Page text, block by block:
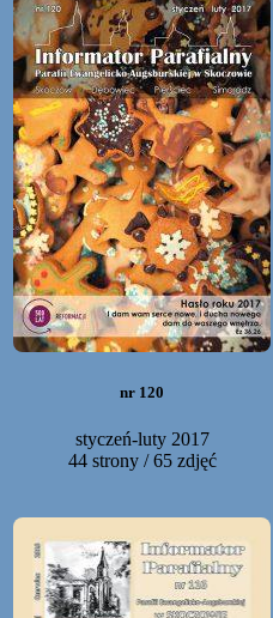
nr 120
styczeń-luty 2017
44 strony / 65 zdjęć